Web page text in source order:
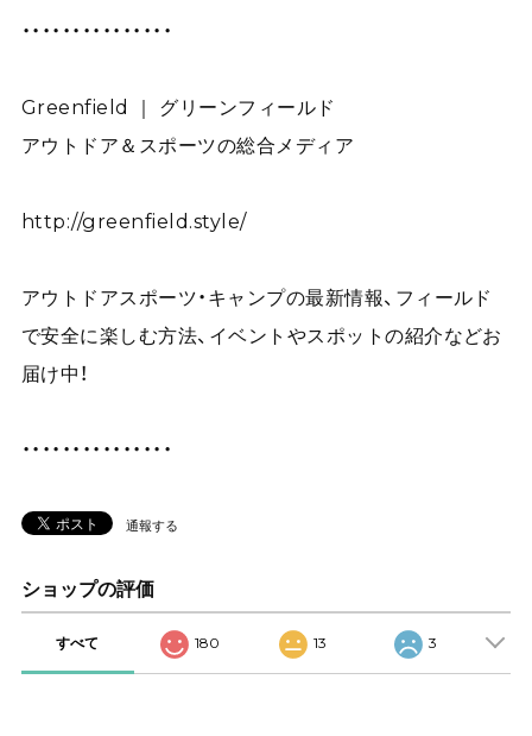
・・・・・・・・・・・・・・・
Greenfield ｜ グリーンフィールド
アウトドア＆スポーツの総合メディア
http://greenfield.style/
アウトドアスポーツ・キャンプの最新情報、フィールド
で安全に楽しむ方法、イベントやスポットの紹介などお
届け中！
・・・・・・・・・・・・・・・
通報する
ショップの評価
すべて 180 13 3